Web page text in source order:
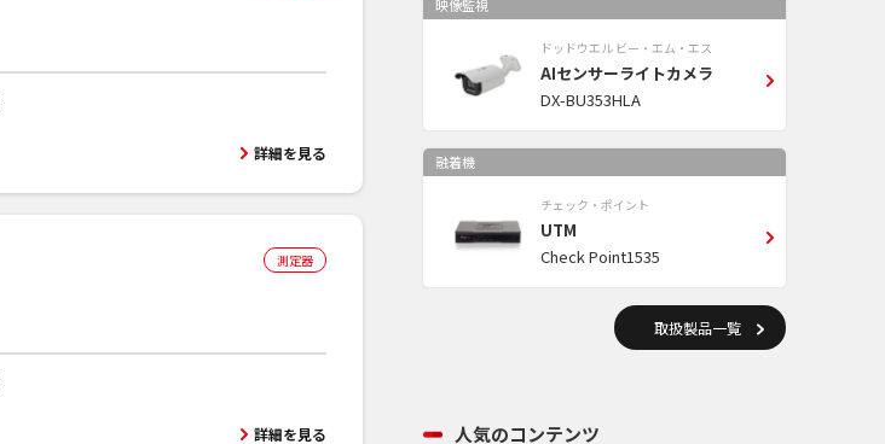
詳細を見る
測定器
詳細を見る
映像監視
ドッドウエル ビー・エム・エス
AIセンサーライトカメラ
DX-BU353HLA
融着機
チェック・ポイント
UTM
Check Point1535
取扱製品一覧
人気のコンテンツ